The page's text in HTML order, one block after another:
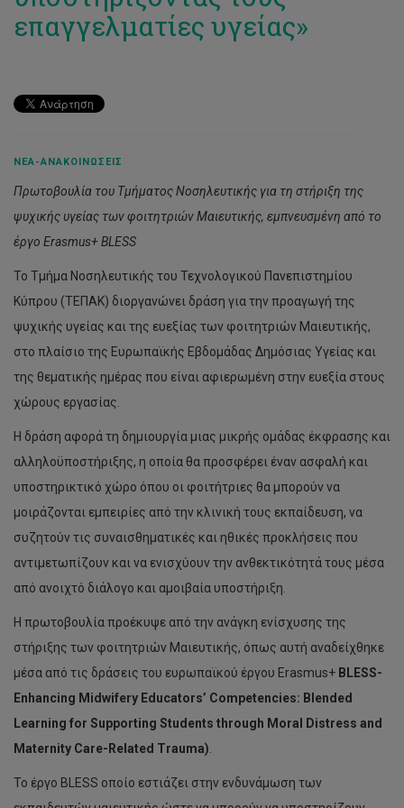
επαγγελματίες υγείας»
ΝΈΑ-ΑΝΑΚΟΙΝΏΣΕΙΣ
Πρωτοβουλία του Τμήματος Νοσηλευτικής για τη στήριξη της
ψυχικής υγείας των φοιτητριών Μαιευτικής, εμπνευσμένη από το
έργο Erasmus+ BLESS
Το Τμήμα Νοσηλευτικής του Τεχνολογικού Πανεπιστημίου
Κύπρου (ΤΕΠΑΚ) διοργανώνει δράση για την προαγωγή της
ψυχικής υγείας και της ευεξίας των φοιτητριών Μαιευτικής,
στο πλαίσιο της Ευρωπαϊκής Εβδομάδας Δημόσιας Υγείας και
της θεματικής ημέρας που είναι αφιερωμένη στην ευεξία στους
χώρους εργασίας.
Η δράση αφορά τη δημιουργία μιας μικρής ομάδας έκφρασης και
αλληλοϋποστήριξης, η οποία θα προσφέρει έναν ασφαλή και
υποστηρικτικό χώρο όπου οι φοιτήτριες θα μπορούν να
μοιράζονται εμπειρίες από την κλινική τους εκπαίδευση, να
συζητούν τις συναισθηματικές και ηθικές προκλήσεις που
αντιμετωπίζουν και να ενισχύουν την ανθεκτικότητά τους μέσα
από ανοιχτό διάλογο και αμοιβαία υποστήριξη.
Η πρωτοβουλία προέκυψε από την ανάγκη ενίσχυσης της
στήριξης των φοιτητριών Μαιευτικής, όπως αυτή αναδείχθηκε
μέσα από τις δράσεις του ευρωπαϊκού έργου Erasmus+ BLESS-
Enhancing Midwifery Educators’ Competencies: Blended
Learning for Supporting Students through Moral Distress and
Maternity Care-Related Trauma)
To έργο BLESS οποίο εστιάζει στην ενδυνάμωση των